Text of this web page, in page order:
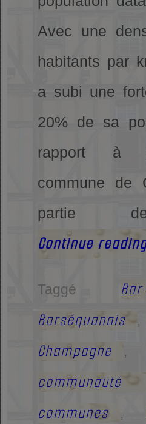
Avec une
habitants par
a subi une
20% de sa
rapport à
commune de
partie
Continue
Taggé
Barséquanais ,
Champagne
communes
,